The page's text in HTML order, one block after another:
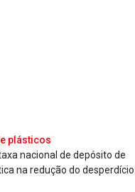
plásticos
nacional de depósito de
na redução do desperdício